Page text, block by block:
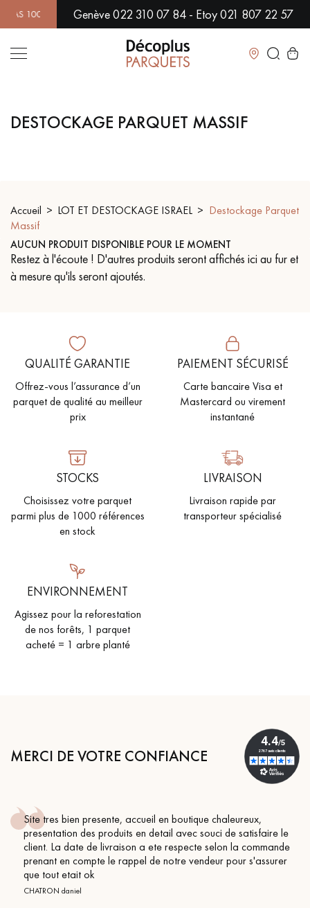
GARANTIS ! | PLUS DE 500 MODÈLES EN SHOWROOM |
Genève 022 310 07 84 - Etoy 021 807 22 57
Fermer
LES RECHERCHES LES PLUS COURANTES
SOL PLAQUÉ BOIS VERITABLES
PARQUETS À MOTIFS
PARQUET EN BOIS EXOTIQUE PARQUET VERNIS
PARQUET LAMES LARGES XXL PARQUET EN CHÊNE
D'INTÉRIEUR
Nos conseillers sont disponibles au
VOUS AVEZ UN PROJET ?
Nos experts sont à votre disposition pour vous guider pas à
pas dans le choix et la pose de votre parquet.
Demandez un rendez-vous personnalisé
DESTOCKAGE PARQUET MASSIF
Accueil LOT ET DESTOCKAGE ISRAEL
Destockage Parquet
Massif
AUCUN PRODUIT DISPONIBLE POUR LE MOMENT
Restez à l'écoute ! D'autres produits seront affichés ici au fur et
à mesure qu'ils seront ajoutés.
QUALITÉ GARANTIE
Offrez-vous l’assurance d’un
parquet de qualité au meilleur
prix
PAIEMENT SÉCURISÉ
Carte bancaire Visa et
Mastercard ou virement
instantané
STOCKS
Choisissez votre parquet
parmi plus de 1000 références
en stock
LIVRAISON
Livraison rapide par
transporteur spécialisé
ENVIRONNEMENT
Agissez pour la reforestation
de nos forêts, 1 parquet
acheté = 1 arbre planté
MERCI DE VOTRE CONFIANCE
Site tres bien presente, accueil en boutique chaleureux,
presentation des produits en detail avec souci de satisfaire le
client. La date de livraison a ete respecte selon la commande
prenant en compte le rappel de notre vendeur pour s'assurer
que tout etait ok
CHATRON daniel